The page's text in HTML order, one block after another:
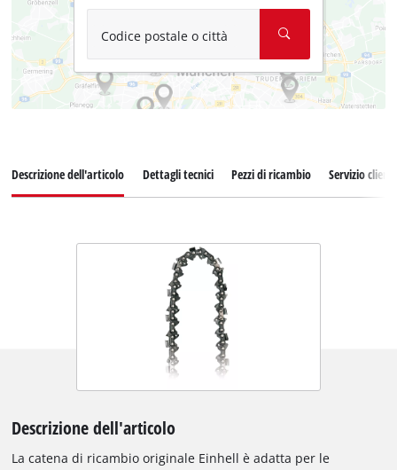
Codice postale o città
Descrizione dell'articolo Dettagli tecnici Pezzi di ricambio Servizio clienti
Descrizione dell'articolo
La catena di ricambio originale Einhell è adatta per le